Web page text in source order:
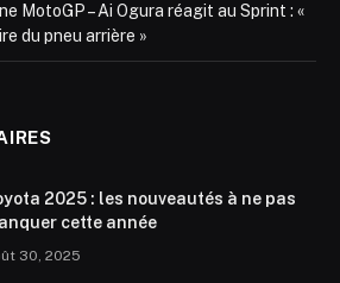
MotoGP – Ai Ogura réagit au Sprint : «
du pneu arrière »
2025 : les nouveautés à ne pas
cette année
30, 2025